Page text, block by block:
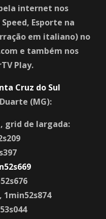
internet nos
Esporte na
em italiano) no
e também nos
Play.
Cruz do Sul
(MG):
grid de largada:
1min52s874